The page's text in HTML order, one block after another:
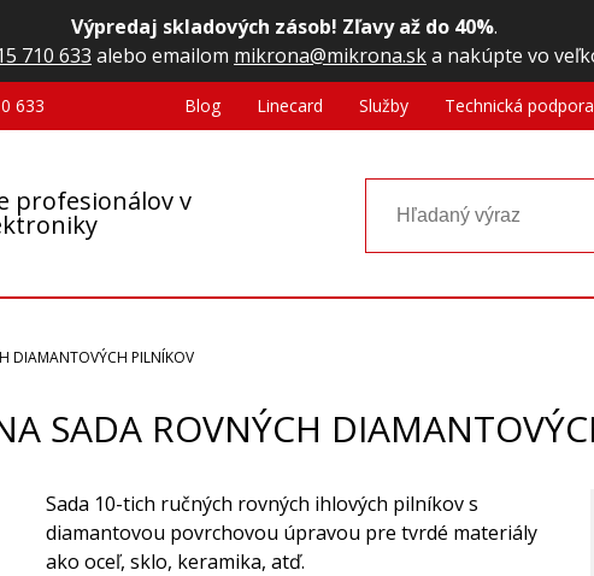
Výpredaj skladových zásob! Zľavy až do 40%.
710 633 alebo emailom mikrona@mikrona.ska nakúpte vo
profesionálov v
633 Blog Linecard Služby Technická podpora
DIAMANTOVÝCH PILNÍKOV
SADA ROVNÝCH
Sada 10-tich ručných rovných ihlových pilníkov s
diamantovou povrchovou úpravou pre tvrdé materiály
ako oceľ, sklo, keramika, atď.